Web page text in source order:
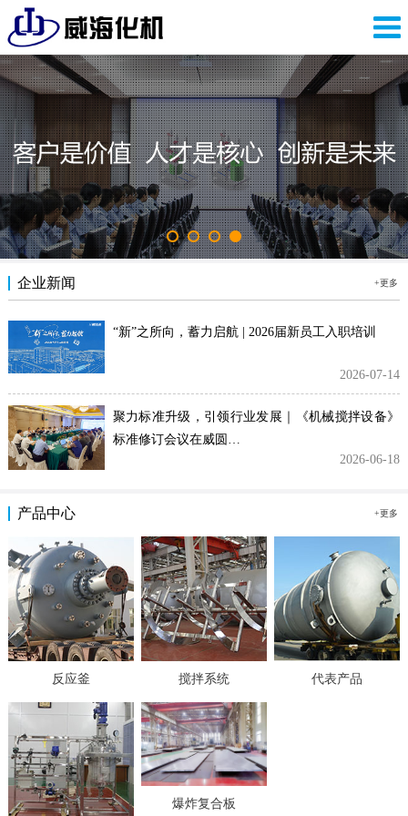
企业新闻 +更多
“新”之所向，蓄力启航 | 2026届新员工入职培训
2026-07-14
聚力标准升级，引领行业发展｜《机械搅拌设备》
标准修订会议在威圆…
2026-06-18
产品中心 +更多
反应釜 搅拌系统 代表产品
爆炸复合板